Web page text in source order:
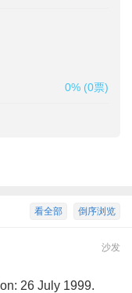
0% (0票)
倒序浏览
看全部
沙发
26 July 1999.